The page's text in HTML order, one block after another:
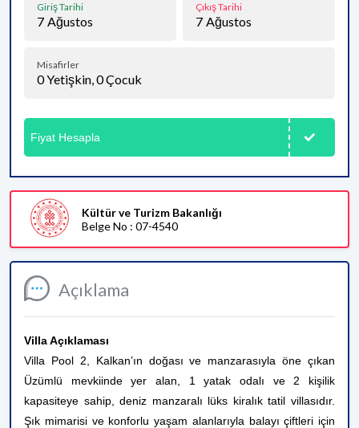
Açıklama
Villa Açıklaması
Villa Pool 2, Kalkan’ın doğası ve manzarasıyla öne çıkan
Üzümlü mevkiinde yer alan, 1 yatak odalı ve 2 kişilik
kapasiteye sahip, deniz manzaralı lüks kiralık tatil villasıdır.
Şık mimarisi ve konforlu yaşam alanlarıyla balayı çiftleri için
Giriş Tarihi
7 Ağustos
Çıkış Tarihi
7 Ağustos
Misafirler
0Yetişkin,0Çocuk
Fiyat Hesapla
Kültür ve Turizm Bakanlığı
Belge No : 07-4540